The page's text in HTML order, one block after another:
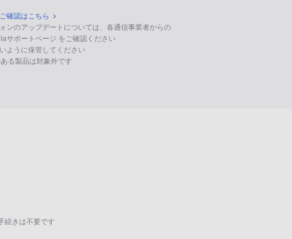
ご確認はこちら
ンのアップデートについては、各通信事業者からの
サポートページ をご確認ください
ように保管してください
る製品は対象外です
続きは不要です